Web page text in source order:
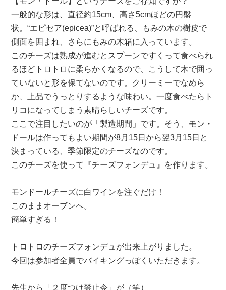
一般的な形は、直径約15cm、高さ5cmほどの円盤
状。“エピセア(epicea)”と呼ばれる、もみの木の樹皮で
側面を囲まれ、さらにもみの木箱に入っています。
このチーズは熟成が進むとスプーンですくって食べられ
るほどトロトロに柔らかくなるので、こうして木で囲っ
ていないと形を保てないのです。クリーミーでなめら
か、上品でうっとりするような味わい。一度食べたらト
リコになってしまう素晴らしいチーズです。
ここで注目したいのが「製造期間」です。そう、モン・
ドールは作ってもよい期間が8月15日から翌3月15日と
決まっている、季節限定のチーズなのです。
このチーズを使って『チーズフォンデュ』を作ります。
モンドールチーズに白ワインを注ぐだけ！
このままオーブンへ。
簡単すぎる！
トロトロのチーズフォンデュが出来上がりました。
今回は参加者全員でバイキングっぽくいただきます。
先生から「２度つけ禁止令」が（笑）